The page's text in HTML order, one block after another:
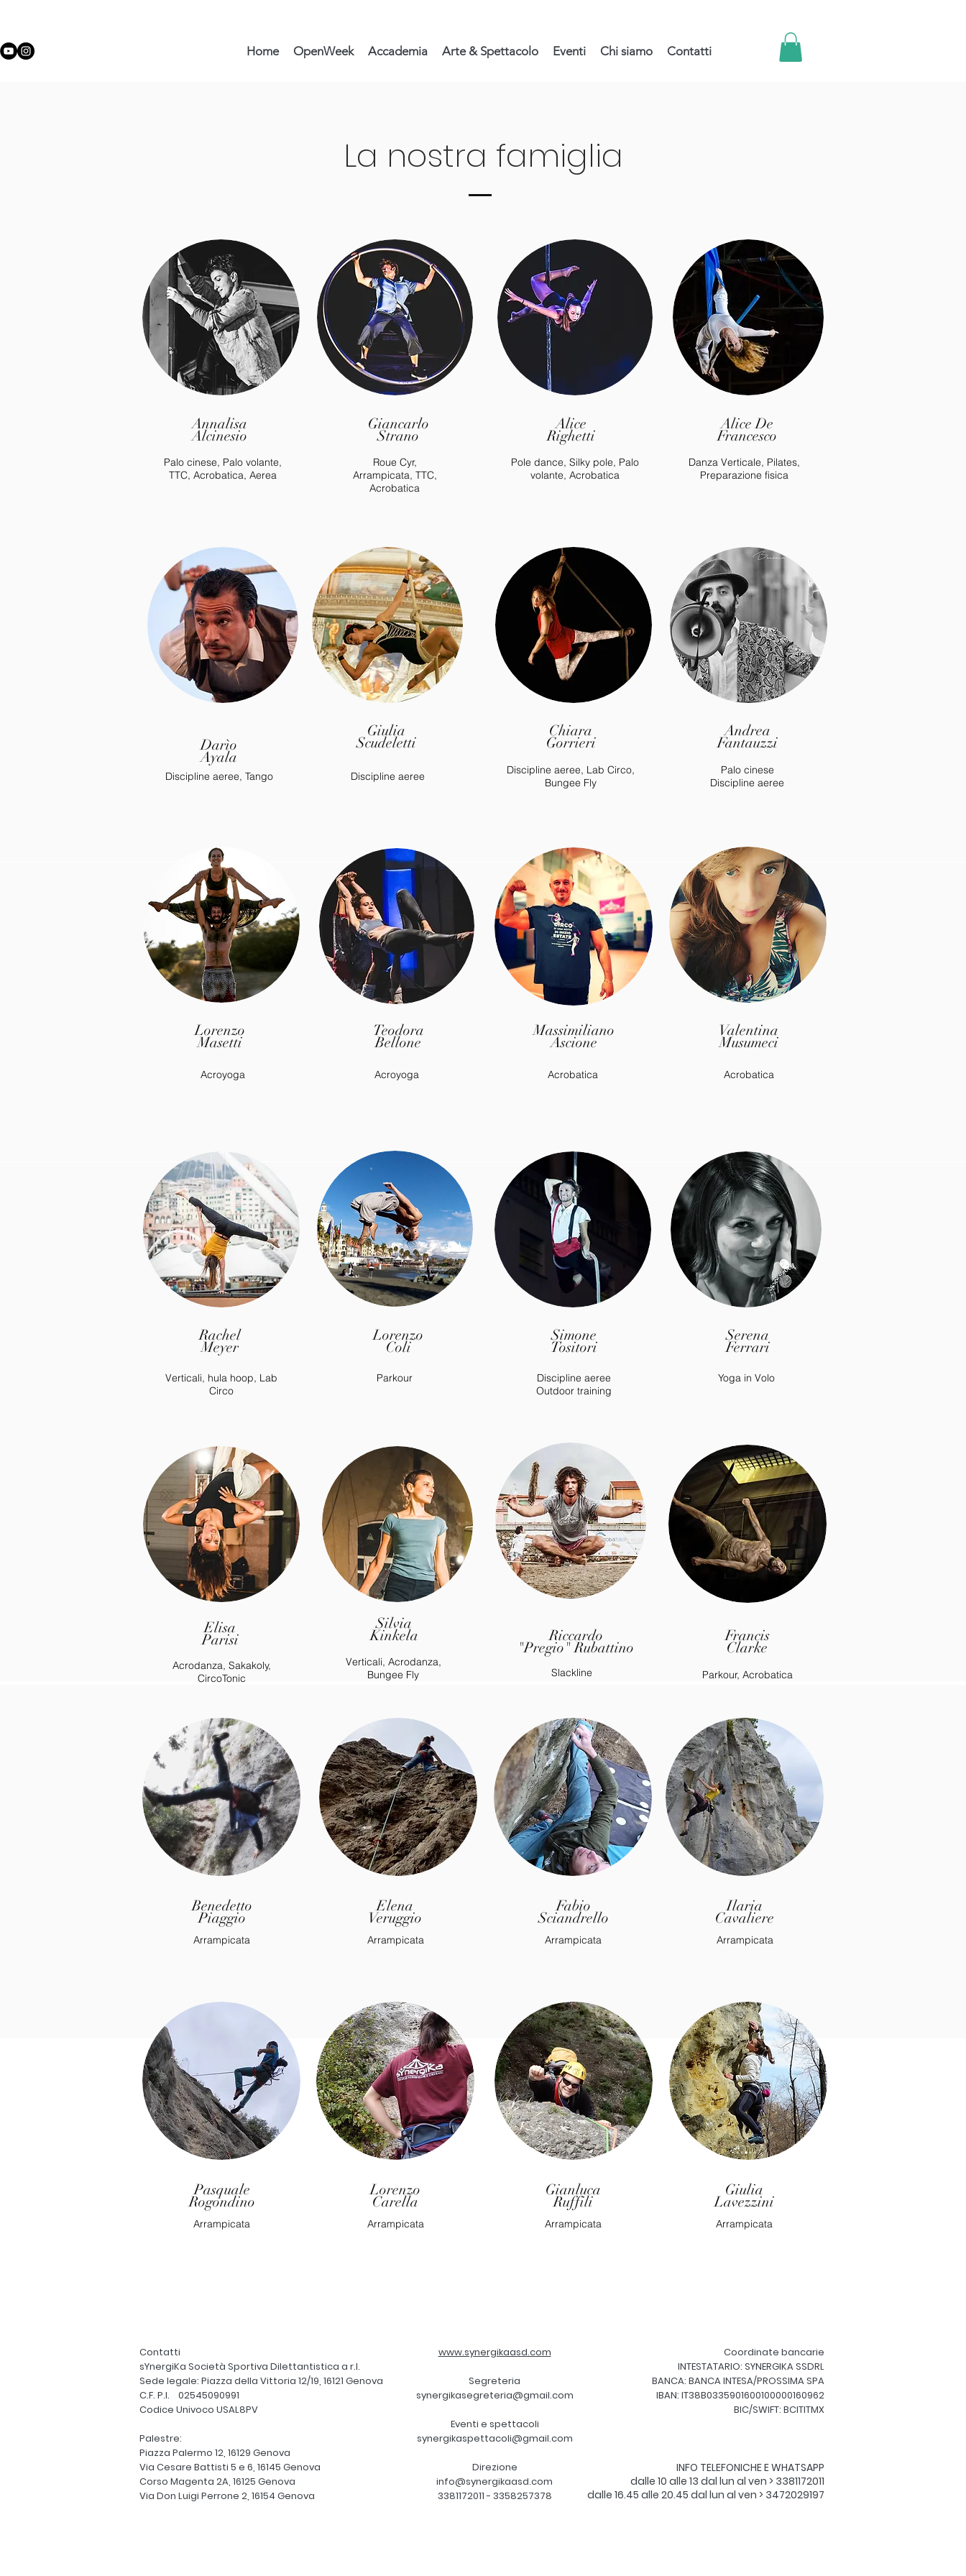
Home OpenWeek Accademia Arte & Spettacolo Eventi Chi siamo Contatti
La nostra famiglia
Annalisa
Alcinesio
Palo cinese, Palo volante,
TTC, Acrobatica, Aerea
Giancarlo
Strano
Roue Cyr,
Arrampicata, TTC,
Acrobatica
Alice
Righetti
Pole dance, Silky pole, Palo
volante, Acrobatica
Alice De
Francesco
Danza Verticale, Pilates,
Preparazione fisica
Darìo
Ayala
Discipline aeree, Tango
Giulia
Scudeletti
Discipline aeree
Chiara
Gorrieri
Discipline aeree, Lab Circo,
Bungee Fly
Andrea
Fantauzzi
Palo cinese
Discipline aeree
Lorenzo
Masetti
Acroyoga
Teodora
Bellone
Acroyoga
Massimiliano
Ascione
Acrobatica
Valentina
Musumeci
Acrobatica
Rachel
Meyer
Verticali, hula hoop, Lab
Circo
Lorenzo
Coli
Parkour
Simone
Tositori
Discipline aeree
Outdoor training
Serena
Ferrari
Yoga in Volo
Elisa
Parisi
Silvia
Kinkela
Verticali, Acrodanza,
Bungee Fly
Benedetto
Piaggio
Arrampicata
Elena
Veruggio
Arrampicata
Fabio
Sciandrello
Arrampicata
Ilaria
Cavaliere
Arrampicata
Pasquale
Rogondino
Arrampicata
Lorenzo
Carella
Arrampicata
Gianluca
Ruffili
Arrampicata
Giulia
Lavezzini
Arrampicata
Acrodanza, Sakakoly,
CircoTonic
Riccardo
"Pregio" Rubattino
Slackline
Francis
Clarke
Parkour, Acrobatica
Contatti
sYnergiKa Società Sportiva Dilettantistica a r.l.
Sede legale: Piazza della Vittoria 12/19, 16121 Genova
C.F. P.I. 02545090991
Codice Univoco USAL8PV
Palestre:
Piazza Palermo 12, 16129 Genova
Via Cesare Battisti 5 e 6, 16145 Genova
Corso Magenta 2A, 16125 Genova
Via Don Luigi Perrone 2, 16154 Genova
Coordinate bancarie
INTESTATARIO: SYNERGIKA SSDRL
BANCA: BANCA INTESA/PROSSIMA SPA
IBAN: IT38B0335901600100000160962
BIC/SWIFT: BCITITMX
www.synergikaasd.com
Segreteria
synergikasegreteria@gmail.com
Eventi e spettacoli
synergikaspettacoli@gmail.com
Direzione
info@synergikaasd.com
3381172011 - 3358257378
INFO TELEFONICHE E WHATSAPP​
dalle 10 alle 13 dal lun al ven > 3381172011
dalle 16.45 alle 20.45 dal lun al ven > 3472029197